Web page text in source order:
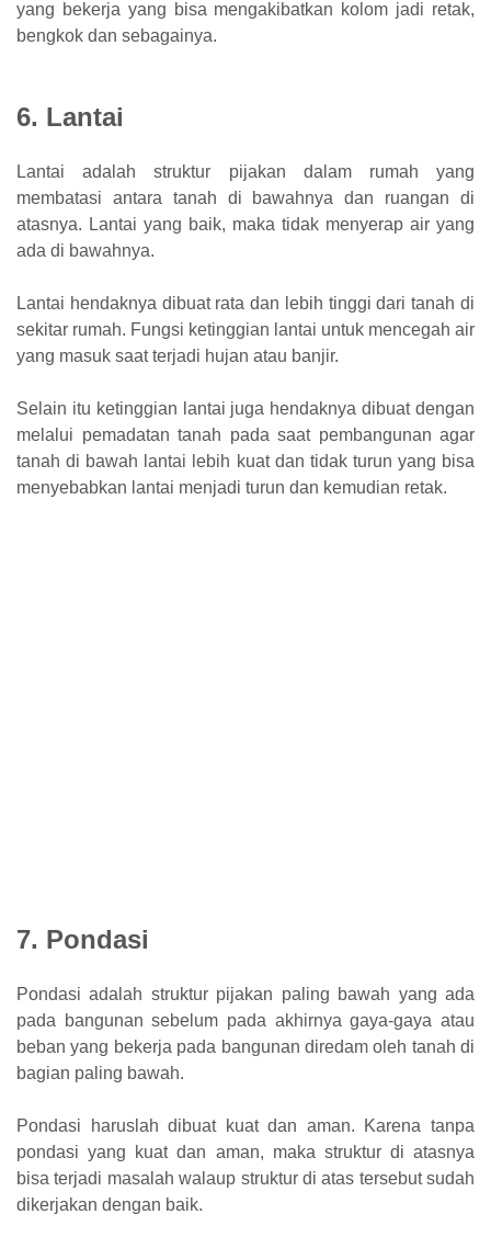
yang bekerja yang bisa mengakibatkan kolom jadi retak,
bengkok dan sebagainya.
6. Lantai
Lantai adalah struktur pijakan dalam rumah yang
membatasi antara tanah di bawahnya dan ruangan di
atasnya. Lantai yang baik, maka tidak menyerap air yang
ada di bawahnya.
Lantai hendaknya dibuat rata dan lebih tinggi dari tanah di
sekitar rumah. Fungsi ketinggian lantai untuk mencegah air
yang masuk saat terjadi hujan atau banjir.
Selain itu ketinggian lantai juga hendaknya dibuat dengan
melalui pemadatan tanah pada saat pembangunan agar
tanah di bawah lantai lebih kuat dan tidak turun yang bisa
menyebabkan lantai menjadi turun dan kemudian retak.
7. Pondasi
Pondasi adalah struktur pijakan paling bawah yang ada
pada bangunan sebelum pada akhirnya gaya-gaya atau
beban yang bekerja pada bangunan diredam oleh tanah di
bagian paling bawah.
Pondasi haruslah dibuat kuat dan aman. Karena tanpa
pondasi yang kuat dan aman, maka struktur di atasnya
bisa terjadi masalah walaup struktur di atas tersebut sudah
dikerjakan dengan baik.